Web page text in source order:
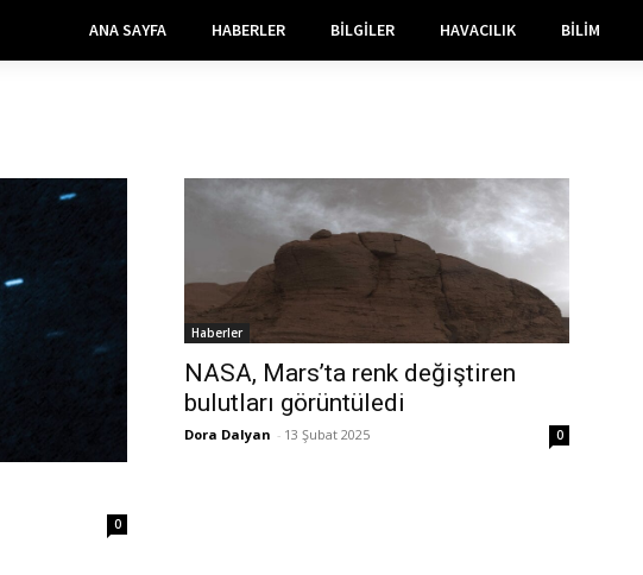
ANA SAYFA HABERLER BILGILER HAVACILIK BILIM
0
Haberler
NASA, Mars’ta renk değiştiren
bulutları görüntüledi
Dora Dalyan - 13 Şubat 2025 0